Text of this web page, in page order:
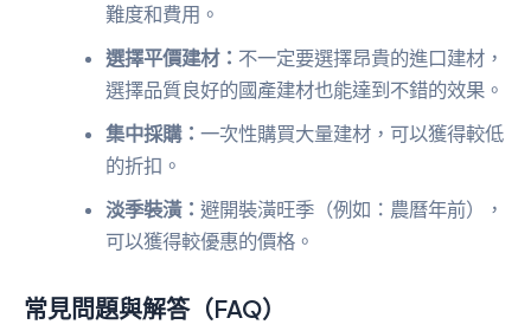
難度和費用。
選擇平價建材： 不一定要選擇昂貴的進口建材，
選擇品質良好的國產建材也能達到不錯的效果。
集中採購：一次性購買大量建材，可以獲得較低
的折扣。
淡季裝潢：避開裝潢旺季（例如：農曆年前），
可以獲得較優惠的價格。
常見問題與解答（FAQ）